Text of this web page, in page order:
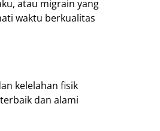
atau migrain yang
waktu berkualitas
kelelahan fisik
dan alami